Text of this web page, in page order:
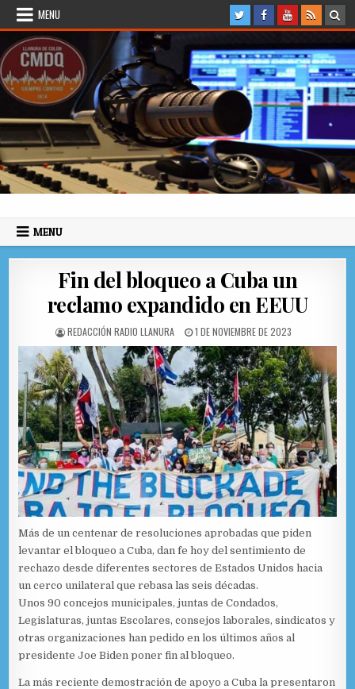
Skip to content
MENU
Radio Llanura de Colón
MENU
Fin del bloqueo a Cuba un
reclamo expandido en EEUU
AUTHOR:
REDACCIÓN RADIO LLANURA PUBLISHED DATE:
1 DE NOVIEMBRE DE 2023
Más de un centenar de resoluciones aprobadas que piden
levantar el bloqueo a Cuba, dan fe hoy del sentimiento de
rechazo desde diferentes sectores de Estados Unidos hacia
un cerco unilateral que rebasa las seis décadas.
Unos 90 concejos municipales, juntas de Condados,
Legislaturas, juntas Escolares, consejos laborales, sindicatos y
otras organizaciones han pedido en los últimos años al
presidente Joe Biden poner fin al bloqueo.
La más reciente demostración de apoyo a Cuba la presentaron